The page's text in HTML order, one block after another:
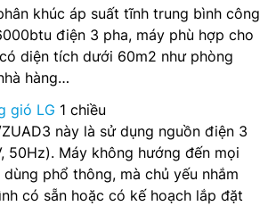
khúc áp suất tĩnh trung bình công
điện 3 pha, máy phù hợp cho
diện tích dưới 60m2 như phòng
hàng…
gió LG 1 chiều
này là sử dụng nguồn điện 3
50Hz). Máy không hướng đến mọi
phổ thông, mà chủ yếu nhắm
có sẵn hoặc có kế hoạch lắp đặt